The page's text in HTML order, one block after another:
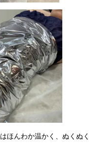
ほんわか温かく、ぬくぬ